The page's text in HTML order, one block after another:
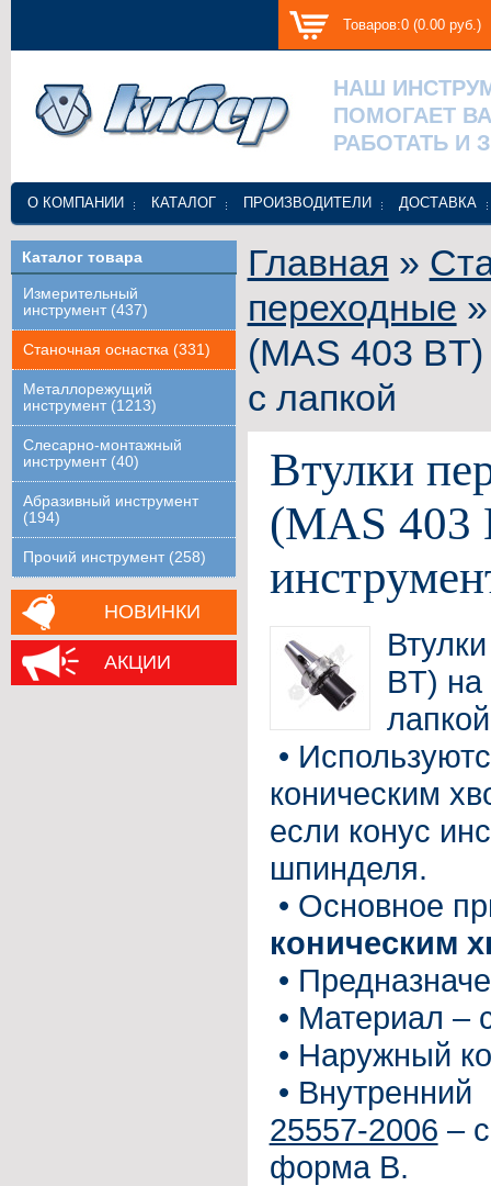
Товаров:0 (0.00 руб.)
НАШ
ПОМОГАЕТ
РАБОТАТЬ И
О КОМПАНИИ КАТАЛОГ ПРОИЗВОДИТЕЛИ ДОСТАВКА
Каталог товара
Измерительный
инструмент (437)
Станочная оснастка (331)
Металлорежущий
инструмент (1213)
Слесарно-монтажный
инструмент (40)
Абразивный инструмент
(194)
Прочий инструмент (258)
НОВИНКИ
АКЦИИ
Главная »
переходные
(MAS 403
с лапкой
Втулки
(MAS 403
BT)
•
коническим
если конус
шпинделя.
• Основное
коническим
•
• Материал –
• Наружный
• Внутренний
25557-2006 –
форма B.